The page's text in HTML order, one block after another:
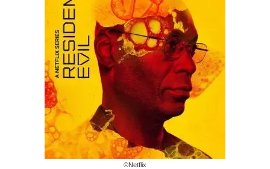
©︎Netflix